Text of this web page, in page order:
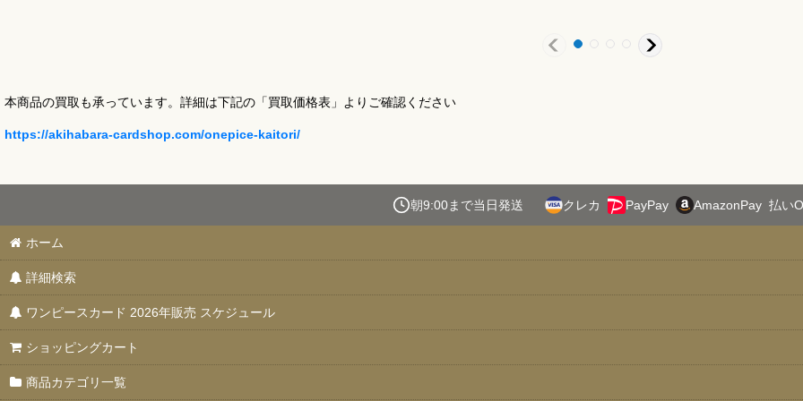
本商品の買取も承っています。詳細は下記の「買取価格表」よりご確認ください
https://akihabara-cardshop.com/onepice-kaitori/
朝9:00まで当日発送 クレカ PayPay AmazonPay 払い
ホーム
詳細検索
ワンピースカード 2026年販売 スケジュール
ショッピングカート
商品カテゴリ一覧